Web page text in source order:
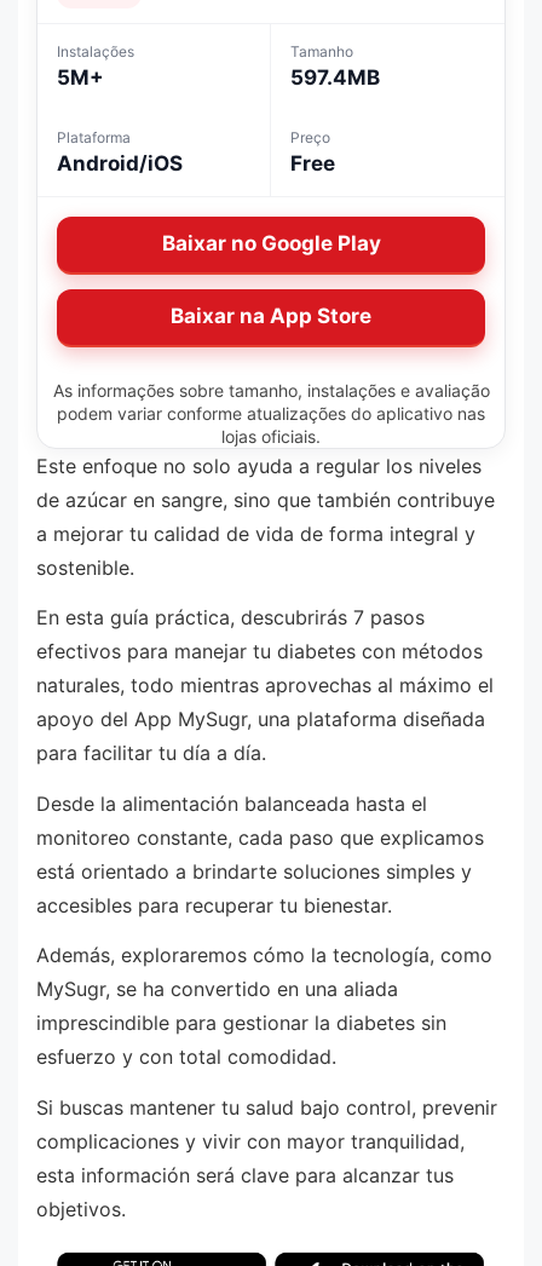
Instalações
5M+
Tamanho
597.4MB
Plataforma
Android/iOS
Preço
Free
Baixar no Google Play
Baixar na App Store
As informações sobre tamanho, instalações e avaliação
podem variar conforme atualizações do aplicativo nas
lojas oficiais.
Este enfoque no solo ayuda a regular los niveles
de azúcar en sangre, sino que también contribuye
a mejorar tu calidad de vida de forma integral y
sostenible.
En esta guía práctica, descubrirás 7 pasos
efectivos para manejar tu diabetes con métodos
naturales, todo mientras aprovechas al máximo el
apoyo del App MySugr, una plataforma diseñada
para facilitar tu día a día.
Desde la alimentación balanceada hasta el
monitoreo constante, cada paso que explicamos
está orientado a brindarte soluciones simples y
accesibles para recuperar tu bienestar.
Además, exploraremos cómo la tecnología, como
MySugr, se ha convertido en una aliada
imprescindible para gestionar la diabetes sin
esfuerzo y con total comodidad.
Si buscas mantener tu salud bajo control, prevenir
complicaciones y vivir con mayor tranquilidad,
esta información será clave para alcanzar tus
objetivos.